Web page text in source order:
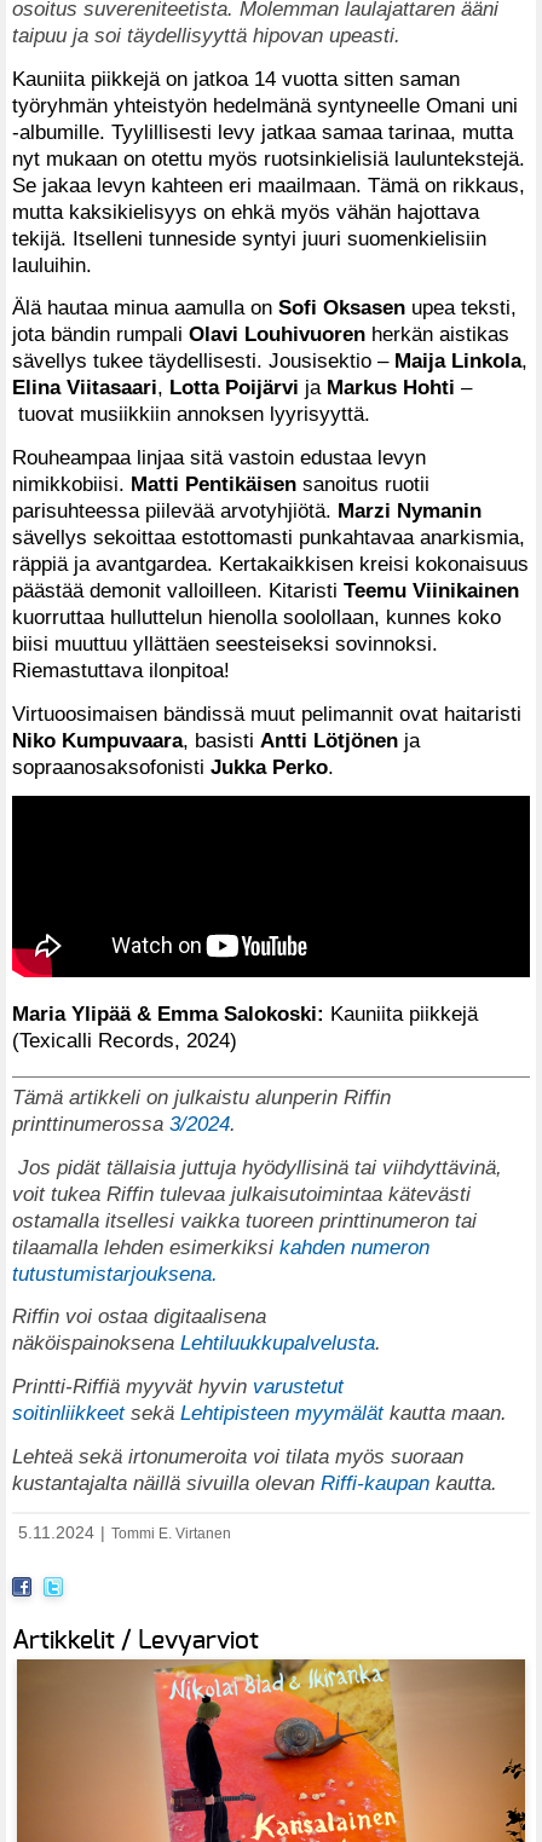
osoitus suvereniteetista. Molemman laulajattaren ääni
taipuu ja soi täydellisyyttä hipovan upeasti.
Kauniita piikkejä on jatkoa 14 vuotta sitten saman
työryhmän yhteistyön hedelmänä syntyneelle Omani uni
-albumille. Tyylillisesti levy jatkaa samaa tarinaa, mutta
nyt mukaan on otettu myös ruotsinkielisiä lauluntekstejä.
Se jakaa levyn kahteen eri maailmaan. Tämä on rikkaus,
mutta kaksikielisyys on ehkä myös vähän hajottava
tekijä. Itselleni tunneside syntyi juuri suomenkielisiin
lauluihin.
Älä hautaa minua aamulla on Sofi Oksasen upea teksti,
jota bändin rumpali Olavi Louhivuoren herkän aistikas
sävellys tukee täydellisesti. Jousisektio – Maija Linkola,
Elina Viitasaari, Lotta Poijärvi ja Markus Hohti –
tuovat musiikkiin annoksen lyyrisyyttä.
Rouheampaa linjaa sitä vastoin edustaa levyn
nimikkobiisi. Matti Pentikäisen sanoitus ruotii
parisuhteessa piilevää arvotyhjiötä. Marzi Nymanin
sävellys sekoittaa estottomasti punkahtavaa anarkismia,
räppiä ja avantgardea. Kertakaikkisen kreisi kokonaisuus
päästää demonit valloilleen. Kitaristi Teemu Viinikainen
kuorruttaa hulluttelun hienolla soolollaan, kunnes koko
biisi muuttuu yllättäen seesteiseksi sovinnoksi.
Riemastuttava ilonpitoa!
Virtuoosimaisen bändissä muut pelimannit ovat haitaristi
Niko Kumpuvaara, basisti Antti Lötjönen ja
sopraanosaksofonisti Jukka Perko.
Maria Ylipää & Emma Salokoski: Kauniita piikkejä
(Texicalli Records, 2024)
Tämä artikkeli on julkaistu alunperin Riffin
printtinumerossa 3/2024.
Jos pidät tällaisia juttuja hyödyllisinä tai viihdyttävinä,
voit tukea Riffin tulevaa julkaisutoimintaa kätevästi
ostamalla itsellesi vaikka tuoreen printtinumeron tai
tilaamalla lehden esimerkiksi kahden numeron
tutustumistarjouksena.
Riffin voi ostaa digitaalisena
näköispainoksena Lehtiluukkupalvelusta.
Printti-Riffiä myyvät hyvin varustetut
soitinliikkeet sekä Lehtipisteen myymälätkautta maan.
Lehteä sekä irtonumeroita voi tilata myös suoraan
kustantajalta näillä sivuilla olevan Riffi-kaupan kautta.
5.11.2024 Tommi E. Virtanen
Artikkelit / Levyarviot